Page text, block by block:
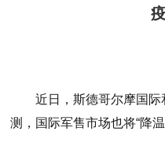
近日，斯德哥尔摩国
测，国际军售市场也将“降